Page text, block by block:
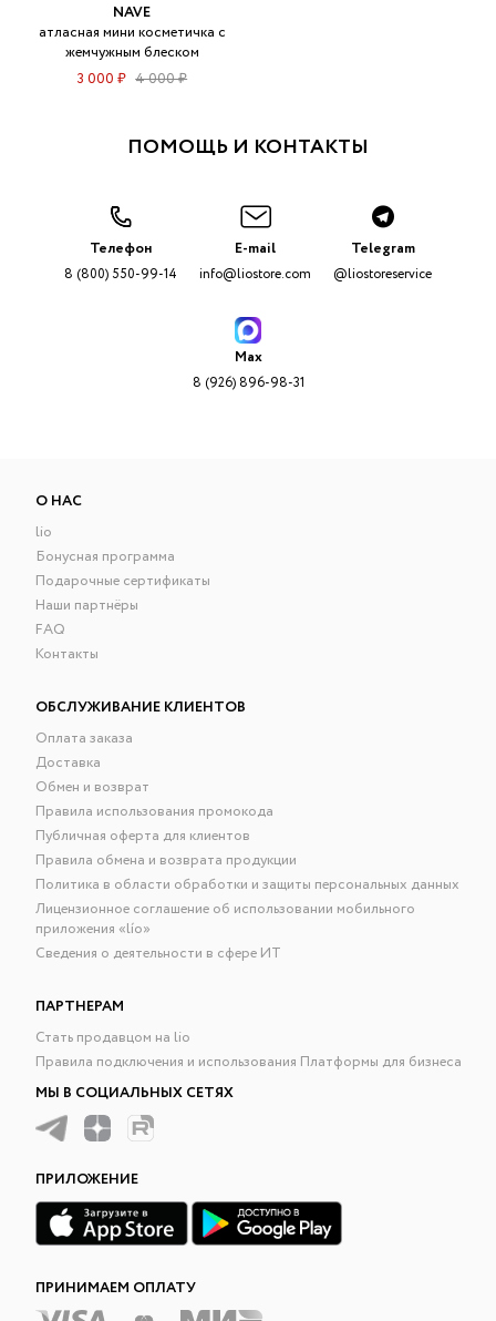
NAVE
атласная мини косметичка с
жемчужным блеском
3 000 ₽ 4 000 ₽
ПОМОЩЬ И КОНТАКТЫ
Телефон
8 (800) 550-99-14
E-mail
info@liostore.com
Telegram
@liostoreservice
Max
8 (926) 896-98-31
О НАС
lio
Бонусная программа
Подарочные сертификаты
Наши партнёры
FAQ
Контакты
ОБСЛУЖИВАНИЕ КЛИЕНТОВ
Оплата заказа
Доставка
Обмен и возврат
Правила использования промокода
Публичная оферта для клиентов
Правила обмена и возврата продукции
Политика в области обработки и защиты персональных данных
Лицензионное соглашение об использовании мобильного
приложения «lío»
Сведения о деятельности в сфере ИТ
ПАРТНЕРАМ
Стать продавцом на lio
Правила подключения и использования Платформы для бизнеса
МЫ В СОЦИАЛЬНЫХ СЕТЯХ
ПРИЛОЖЕНИЕ
ПРИНИМАЕМ ОПЛАТУ